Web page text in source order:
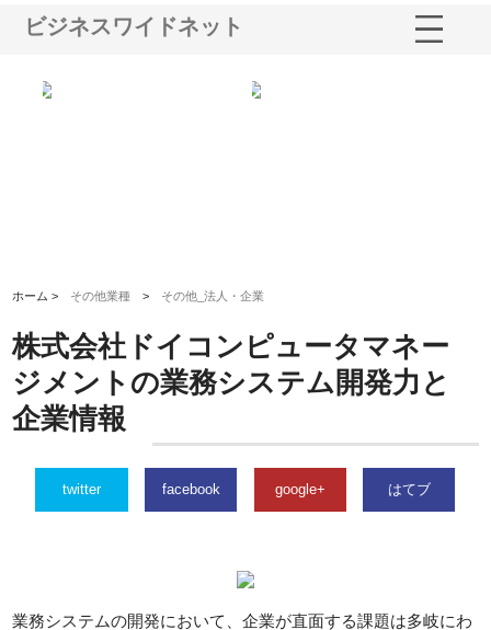
ビジネスワイドネット
ホーム > その他業種 > その他_法人・企業
株式会社ドイコンピュータマネー
ジメントの業務システム開発力と
企業情報
twitter facebook google+ はてブ
業務システムの開発において、企業が直面する課題は多岐にわ